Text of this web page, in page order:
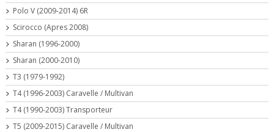
Polo V (2009-2014) 6R
Scirocco (Apres 2008)
Sharan (1996-2000)
Sharan (2000-2010)
T3 (1979-1992)
T4 (1996-2003) Caravelle / Multivan
T4 (1990-2003) Transporteur
T5 (2009-2015) Caravelle / Multivan